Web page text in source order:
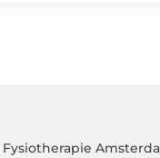
Fysiotherapie